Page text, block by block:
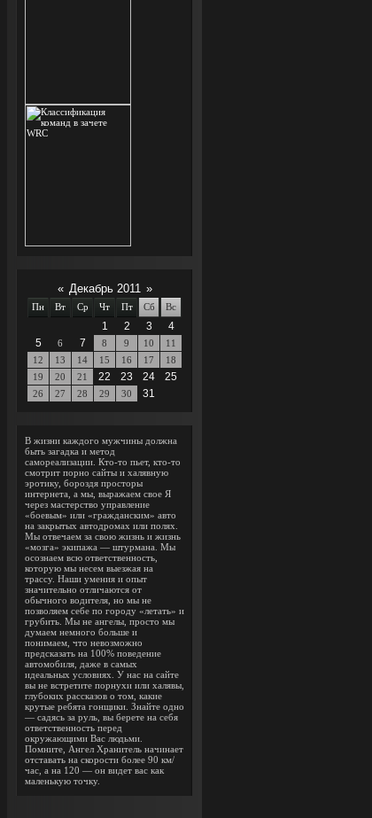
« Декабрь 2011 »
Пн Вт Ср Чт Пт Сб Вс
1 2 3
4
5
6 7 8 9 10
11
12
13 14 15 16 17
18
19
20 21 22 23 24 25
26 27 28 29 30 31
В жизни каждого мужчины должна
быть загадка и метод
самореализации. Кто-то пьет, кто-то
смотрит порно сайты и халявную
эротику, бороздя просторы
интернета, а мы, выражаем свое Я
через мастерство управление
«боевым» или «гражданским» авто
на закрытых автодромах или полях.
Мы отвечаем за свою жизнь и жизнь
«мозга» экипажа — штурмана. Мы
осознаем всю ответственность,
которую мы несем выезжая на
трассу. Наши умения и опыт
значительно отличаются от
обычного водителя, но мы не
позволяем себе по городу «летать» и
грубить. Мы не ангелы, просто мы
думаем немного больше и
понимаем, что невозможно
предсказать на 100% поведение
автомобиля, даже в самых
идеальных условиях. У нас на сайте
вы не встретите порнухи или халявы,
глубоких рассказов о том, какие
крутые ребята гонщики. Знайте одно
— садясь за руль, вы берете на себя
ответственность перед
окружающими Вас людьми.
Помните, Ангел Хранитель начинает
отставать на скорости более 90 км/
час, а на 120 — он видет вас как
маленькую точку.